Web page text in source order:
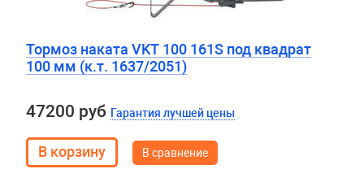
Тормоз наката VKT 100 161S под квадрат
100 мм (к.т. 1637/2051)
47200 руб Гарантия лучшей цены
В сравнение